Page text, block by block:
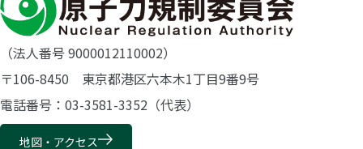
（法人番号 9000012110002）
〒106-8450 東京都港区六本木1丁目9番9号
電話番号：03-3581-3352（代表）
地図・アクセス